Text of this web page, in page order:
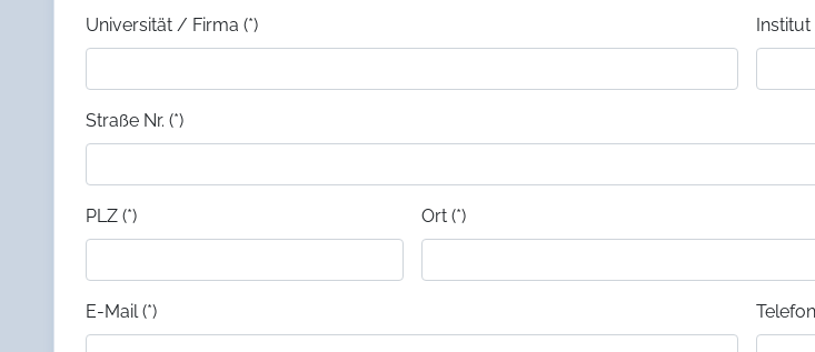
Universität / Firma (*)
Straße Nr. (*)
PLZ (*) Ort (*)
E-Mail (*)